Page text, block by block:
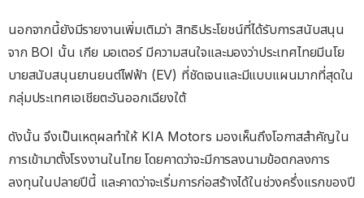
นอกจากนี้ยังมีรายงานเพิ่มเติมว่า สิทธิประโยชน์ที่ได้รับการสนับสนุน
จาก BOI นั้น เกีย มอเตอร์ มีความสนใจและมองว่าประเทศไทยมีนโย
บายสนับสนุนยานยนต์ไฟฟ้า (EV) ที่ชัดเจนและมีแบบแผนมากที่สุดใน
กลุ่มประเทศเอเชียตะวันออกเฉียงใต้
ดังนั้นจึงเป็นเหตุผลทำให้ KIA Motors มองเห็นถึงโอกาสสำคัญใน
การเข้ามาตั้งโรงงานในไทย โดยคาดว่าจะมีการลงนามข้อตกลงการ
ลงทุนในปลายปีนี้ และคาดว่าจะเริ่มการก่อสร้างได้ในช่วงครึ่งแรกของปี